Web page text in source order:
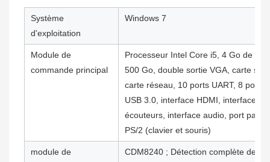
Système
d'exploitation
Windows 7
Module de
commande principal
Processeur Intel Core i5, 4 Go de
500 Go, double sortie VGA, carte
carte réseau, 10 ports UART, 8 ports
USB 3.0, interface HDMI, interfaces
écouteurs, interface audio, port
PS/2 (clavier et souris)
module de
CDM8240 ; Détection complète de